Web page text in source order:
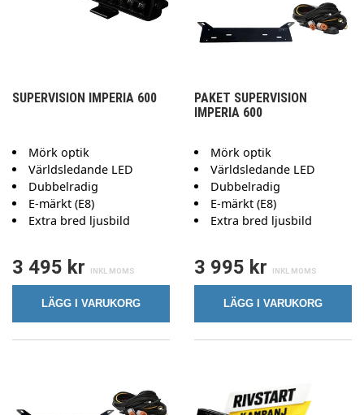
SUPERVISION IMPERIA 600
Mörk optik
Världsledande LED
Dubbelradig
E-märkt (E8)
Extra bred ljusbild
3 495 kr
LÄGG I VARUKORG
PAKET SUPERVISION
IMPERIA 600
Mörk optik
Världsledande LED
Dubbelradig
E-märkt (E8)
Extra bred ljusbild
3 995 kr
LÄGG I VARUKORG